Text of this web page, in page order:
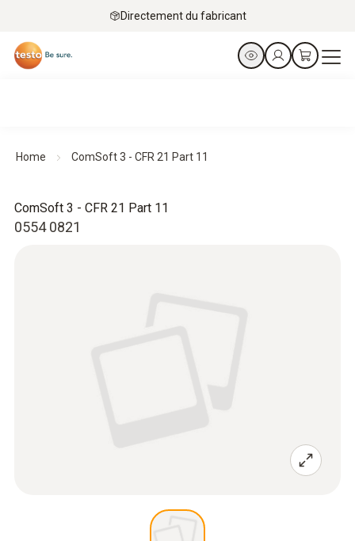
Directement du fabricant
Home ComSoft 3 - CFR 21 Part 11
0554 0821
ComSoft 3 - CFR 21 Part 11